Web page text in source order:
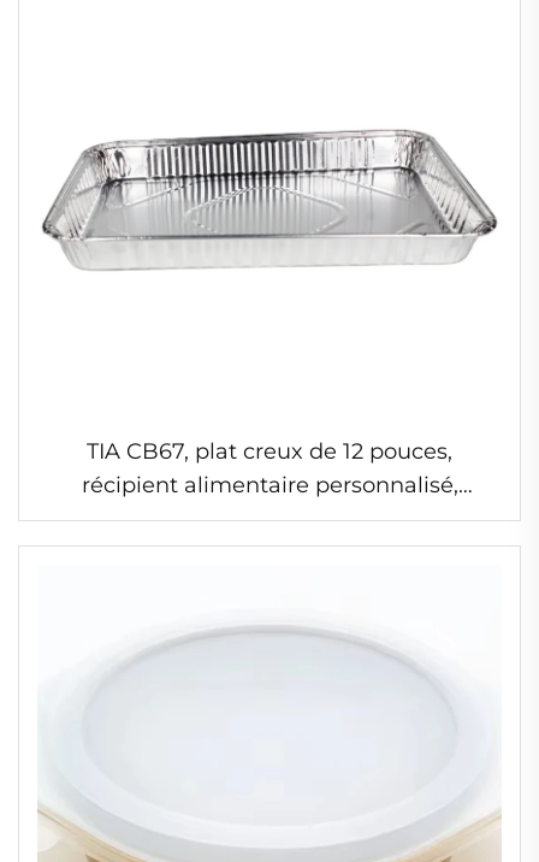
TIA CB67, plat creux de 12 pouces,
récipient alimentaire personnalisé,
récipients jetables en feuille d'aluminium,
vente en gros